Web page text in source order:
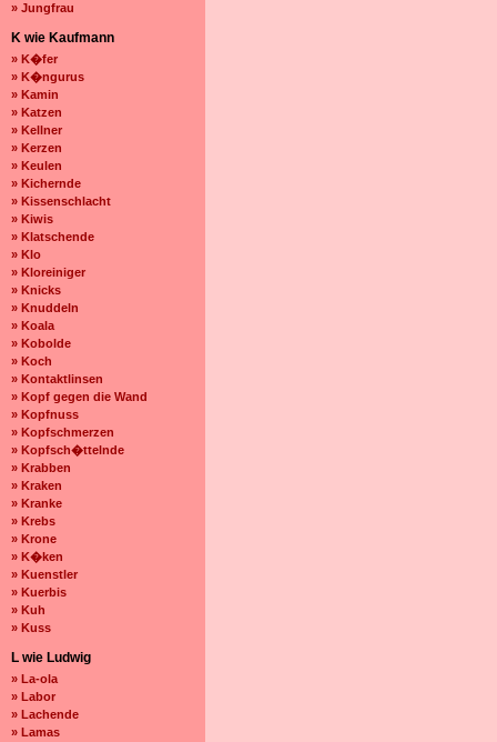
» Jungfrau
K wie Kaufmann
» K�fer
» K�ngurus
» Kamin
» Katzen
» Kellner
» Kerzen
» Keulen
» Kichernde
» Kissenschlacht
» Kiwis
» Klatschende
» Klo
» Kloreiniger
» Knicks
» Knuddeln
» Koala
» Kobolde
» Koch
» Kontaktlinsen
» Kopf gegen die Wand
» Kopfnuss
» Kopfschmerzen
» Kopfsch�ttelnde
» Krabben
» Kraken
» Kranke
» Krebs
» Krone
» K�ken
» Kuenstler
» Kuerbis
» Kuh
» Kuss
L wie Ludwig
» La-ola
» Labor
» Lachende
» Lamas